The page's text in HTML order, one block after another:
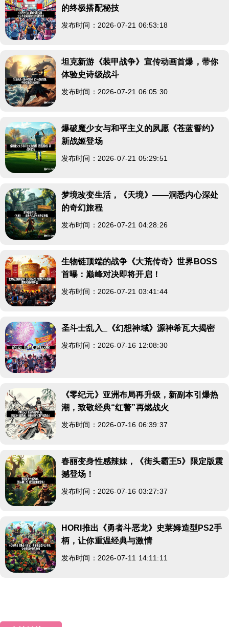
的终极搭配秘技
发布时间：2026-07-21 06:53:18
坦克新游《装甲战争》宣传动画首爆，带你
体验史诗级战斗
发布时间：2026-07-21 06:05:30
爆破魔少女与和平主义的夙愿《苍蓝誓约》
新战姬登场
发布时间：2026-07-21 05:29:51
梦境改变生活，《天境》——洞悉内心深处
的奇幻旅程
发布时间：2026-07-21 04:28:26
生物链顶端的战争《大荒传奇》世界BOSS
首曝：巅峰对决即将开启！
发布时间：2026-07-21 03:41:44
圣斗士乱入_《幻想神域》源神希瓦大揭密
发布时间：2026-07-16 12:08:30
《零纪元》亚洲布局再升级，新副本引爆热
潮，致敬经典“红警”再燃战火
发布时间：2026-07-16 06:39:37
春丽变身性感辣妹，《街头霸王5》限定版震
撼登场！
发布时间：2026-07-16 03:27:37
HORI推出《勇者斗恶龙》史莱姆造型PS2手
柄，让你重温经典与激情
发布时间：2026-07-11 14:11:11